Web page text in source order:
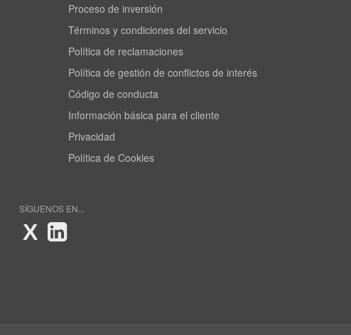
Proceso de inversión
Términos y condiciones del servicio
Política de reclamaciones
Política de gestión de conflictos de interés
Código de conducta
Información básica para el cliente
Privacidad
Política de Cookies
SÍGUENOS EN...
X